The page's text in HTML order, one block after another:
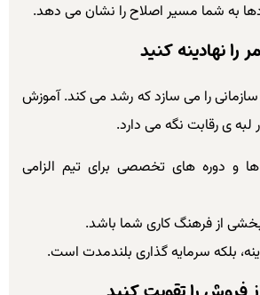
به شما مسیر اصلاح را نشان می دهد.
سازمانی را می سازد که رشد می کند. آموزش
ی رقابت نگه می دارد.
ها و دوره های تخصصی برای تیم الزامی
بخشی از فرهنگ کاری شما باشد.
بلکه سرمایه گذاری بلندمدت است.